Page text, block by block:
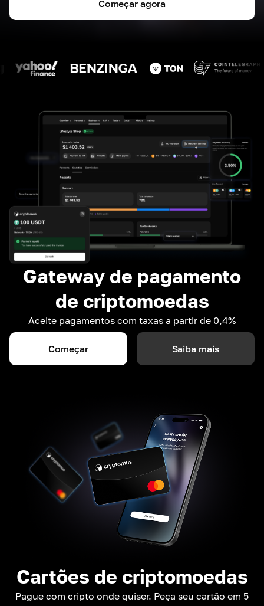
Começar agora
Gateway de pagamento
de criptomoedas
Aceite pagamentos com taxas a partir de 0,4%
Começar Saiba mais
Cartões de criptomoedas
Pague com cripto onde quiser. Peça seu cartão em 5